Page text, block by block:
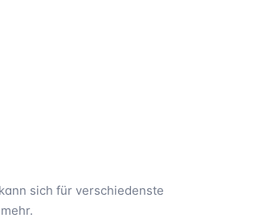
sich für verschiedenste